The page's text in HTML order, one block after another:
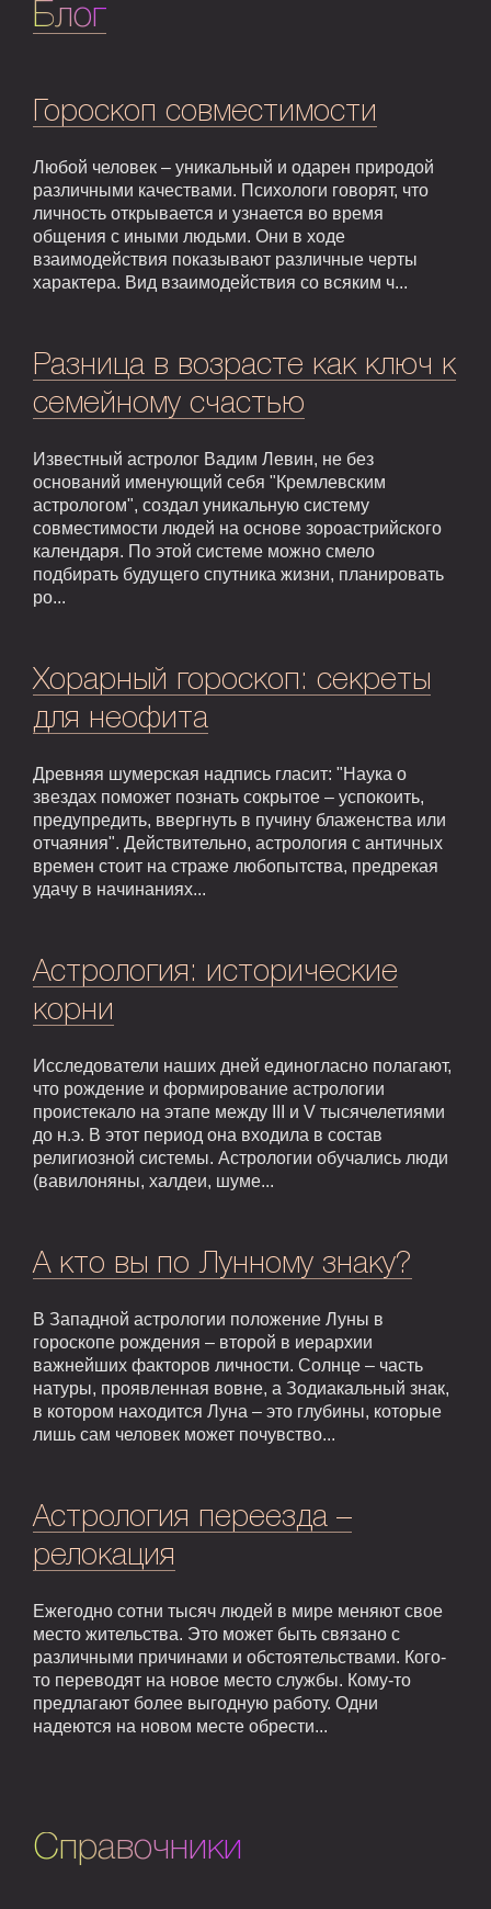
Блог
Гороскоп совместимости
Любой человек – уникальный и одарен природой
различными качествами. Психологи говорят, что
личность открывается и узнается во время
общения с иными людьми. Они в ходе
взаимодействия показывают различные черты
характера. Вид взаимодействия со всяким ч...
Разница в возрасте как ключ к
семейному счастью
Известный астролог Вадим Левин, не без
оснований именующий себя "Кремлевским
астрологом", создал уникальную систему
совместимости людей на основе зороастрийского
календаря. По этой системе можно смело
подбирать будущего спутника жизни, планировать
ро...
Хорарный гороскоп: секреты
для неофита
Древняя шумерская надпись гласит: "Наука о
звездах поможет познать сокрытое – успокоить,
предупредить, ввергнуть в пучину блаженства или
отчаяния". Действительно, астрология с античных
времен стоит на страже любопытства, предрекая
удачу в начинаниях...
Астрология: исторические
корни
Исследователи наших дней единогласно полагают,
что рождение и формирование астрологии
проистекало на этапе между III и V тысячелетиями
до н.э. В этот период она входила в состав
религиозной системы. Астрологии обучались люди
(вавилоняны, халдеи, шуме...
А кто вы по Лунному знаку?
В Западной астрологии положение Луны в
гороскопе рождения – второй в иерархии
важнейших факторов личности. Солнце – часть
натуры, проявленная вовне, а Зодиакальный знак,
в котором находится Луна – это глубины, которые
лишь сам человек может почувство...
Астрология переезда –
релокация
Ежегодно сотни тысяч людей в мире меняют свое
место жительства. Это может быть связано с
различными причинами и обстоятельствами. Кого-
то переводят на новое место службы. Кому-то
предлагают более выгодную работу. Одни
надеются на новом месте обрести...
Справочники